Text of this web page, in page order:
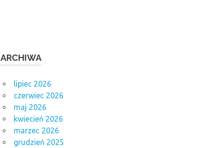
ARCHIWA
lipiec 2026
czerwiec 2026
maj 2026
kwiecień 2026
marzec 2026
grudzień 2025